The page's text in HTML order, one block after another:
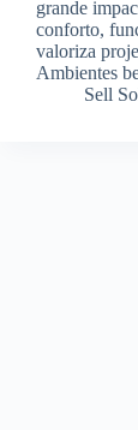
grande
conforto,
valoriza
Ambientes
Sell